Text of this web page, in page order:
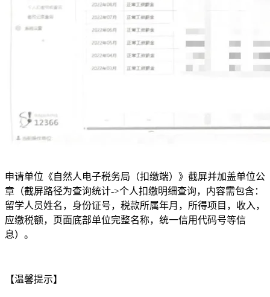
申请单位《自然人电子税务局（扣缴端）》截屏并加盖单位公
章（截屏路径为查询统计->个人扣缴明细查询，内容需包含：
留学人员姓名，身份证号，税款所属年月，所得项目，收入，
应缴税额，页面底部单位完整名称，统一信用代码号等信
息）。
【温馨提示】